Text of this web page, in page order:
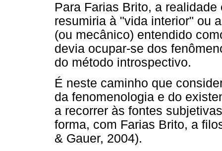
Para Farias Brito, a
resumiria à "vida interior" ou
(ou mecânico) entendido
devia ocupar-se dos
do método introspectivo.
É neste caminho que
da fenomenologia e do
a recorrer às fontes
forma, com Farias Brito, a
& Gauer, 2004).